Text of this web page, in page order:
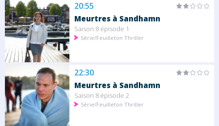
20:55
Meurtres à Sandhamn
Saison 8 épisode 1
Série/Feuilleton Thriller
22:30
Meurtres à Sandhamn
Saison 8 épisode 2
Série/Feuilleton Thriller